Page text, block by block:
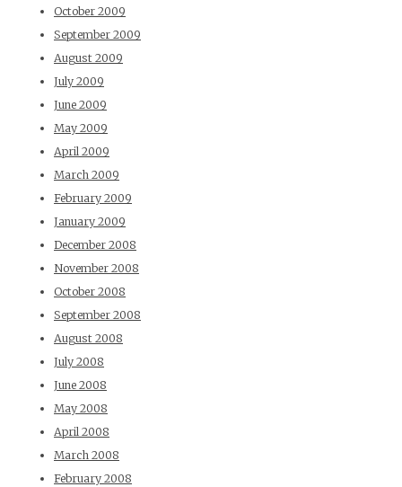
October 2009
September 2009
August 2009
July 2009
June 2009
May 2009
April 2009
March 2009
February 2009
January 2009
December 2008
November 2008
October 2008
September 2008
August 2008
July 2008
June 2008
May 2008
April 2008
March 2008
February 2008